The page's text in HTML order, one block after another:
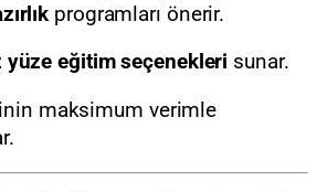
programları önerir.
yüze eğitim seçenekleri sunar.
maksimum verimle